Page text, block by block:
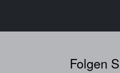
Folgen